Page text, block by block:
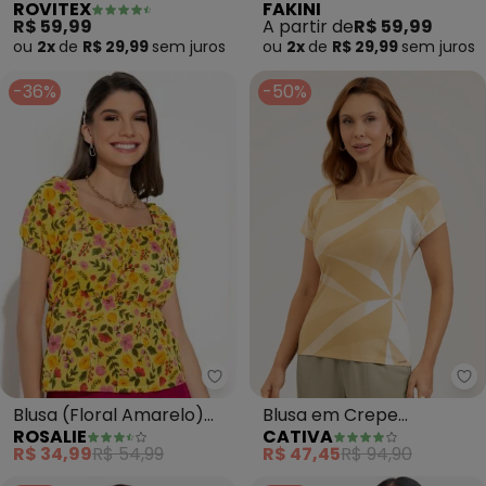
Viscotorcion Básica
(Amarelo)
ROVITEX
R$ 59,99
ou 2x de R$ 29,99 sem juros
FAKINI
A partir deR$ 59,99
ou 2x de R$ 29,99 sem juros
-36%
Rosalie - Blusa (Floral
Blusa (Floral Amarelo)
Bufante
ROSALIE
R$ 34,99R$ 54,99
-50%
Blusa em Crepe
(Amarelo Claro)
CATIVA
R$ 47,45R$ 94,90